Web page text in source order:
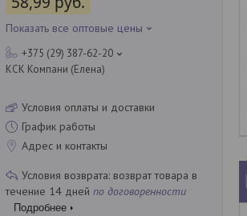
Показать все оптовые цены
+375 (29) 387-62-20
КСК Компани (Елена)
Условия оплаты и доставки
График работы
Адрес и контакты
возврат товара в
течение 14 дней по договоренности
Подробнее